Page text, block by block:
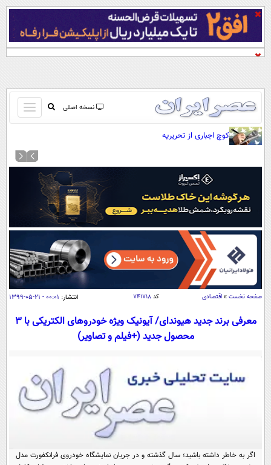
نسخه اصلی
باز
و
کردن
آرشیو
نظرسنجی
آب و هوا
اوقات شرعی
سواد زندگی
اقتصاد
اقتصادی
خودرو
جامعه
اجتماعی
سلامت
یک برش دانایی
محیط زیست
ورزشی
سیاست خارجی
فرهنگ و هنر
علم و دانش
فناوری و It
قرآن
سرگرمی
فیلم
کوچ اجباری از تحریریه
صفحه نخست » اقتصادی کد ۷۴۱۷۱۸ انتشار: ۰۰:۰۱ - ۲۱-۰۵-۱۳۹۹
معرفی برند جدید هیوندای/ آیونیک ویژه خودروهای الکتریکی با 3
محصول جدید (+فیلم و تصاویر)
اگر به خاطر داشته باشید؛ سال گذشته و در جریان نمایشگاه خودروی فرانکفورت مدل